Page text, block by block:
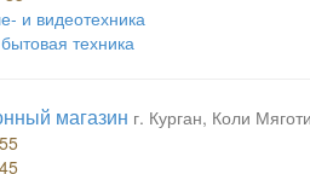
и видеотехника
бытовая техника
магазин г. Курган, Коли